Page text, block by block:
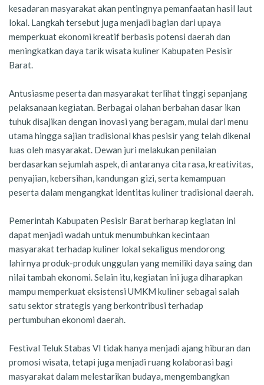
kesadaran masyarakat akan pentingnya pemanfaatan hasil laut
lokal. Langkah tersebut juga menjadi bagian dari upaya
memperkuat ekonomi kreatif berbasis potensi daerah dan
meningkatkan daya tarik wisata kuliner Kabupaten Pesisir
Barat.
Antusiasme peserta dan masyarakat terlihat tinggi sepanjang
pelaksanaan kegiatan. Berbagai olahan berbahan dasar ikan
tuhuk disajikan dengan inovasi yang beragam, mulai dari menu
utama hingga sajian tradisional khas pesisir yang telah dikenal
luas oleh masyarakat. Dewan juri melakukan penilaian
berdasarkan sejumlah aspek, di antaranya cita rasa, kreativitas,
penyajian, kebersihan, kandungan gizi, serta kemampuan
peserta dalam mengangkat identitas kuliner tradisional daerah.
Pemerintah Kabupaten Pesisir Barat berharap kegiatan ini
dapat menjadi wadah untuk menumbuhkan kecintaan
masyarakat terhadap kuliner lokal sekaligus mendorong
lahirnya produk-produk unggulan yang memiliki daya saing dan
nilai tambah ekonomi. Selain itu, kegiatan ini juga diharapkan
mampu memperkuat eksistensi UMKM kuliner sebagai salah
satu sektor strategis yang berkontribusi terhadap
pertumbuhan ekonomi daerah.
Festival Teluk Stabas VI tidak hanya menjadi ajang hiburan dan
promosi wisata, tetapi juga menjadi ruang kolaborasi bagi
masyarakat dalam melestarikan budaya, mengembangkan